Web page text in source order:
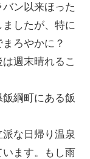
ン以来ほった
したが、特に
ろやかに？
週末晴れるこ
綱町にある飯
な日帰り温泉
ます。もし雨